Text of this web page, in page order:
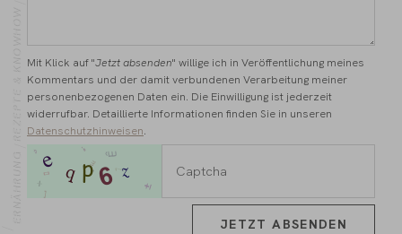
ERNÄHRUNG
REZEPTE & KNOWHOW *Mit Klick auf "Jetzt absenden" willige ich in Veröffentlichung meines
Kommentars und der damit verbundenen Verarbeitung meiner
personenbezogenen Daten ein. Die Einwilligung ist jederzeit
widerrufbar. Detaillierte Informationen finden Sie in unseren
Datenschutzhinweisen.
JETZT ABSENDEN